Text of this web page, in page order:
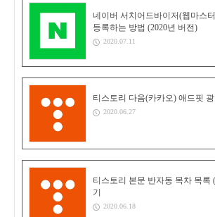
네이버 서치어드바이저(웹마스
등록하는 방법 (2020년 버전)
2020.07.11
티스토리 다음(카카오) 애드핏
2020.06.27
티스토리 본문 반자동 목차 목록
기
2020.06.18